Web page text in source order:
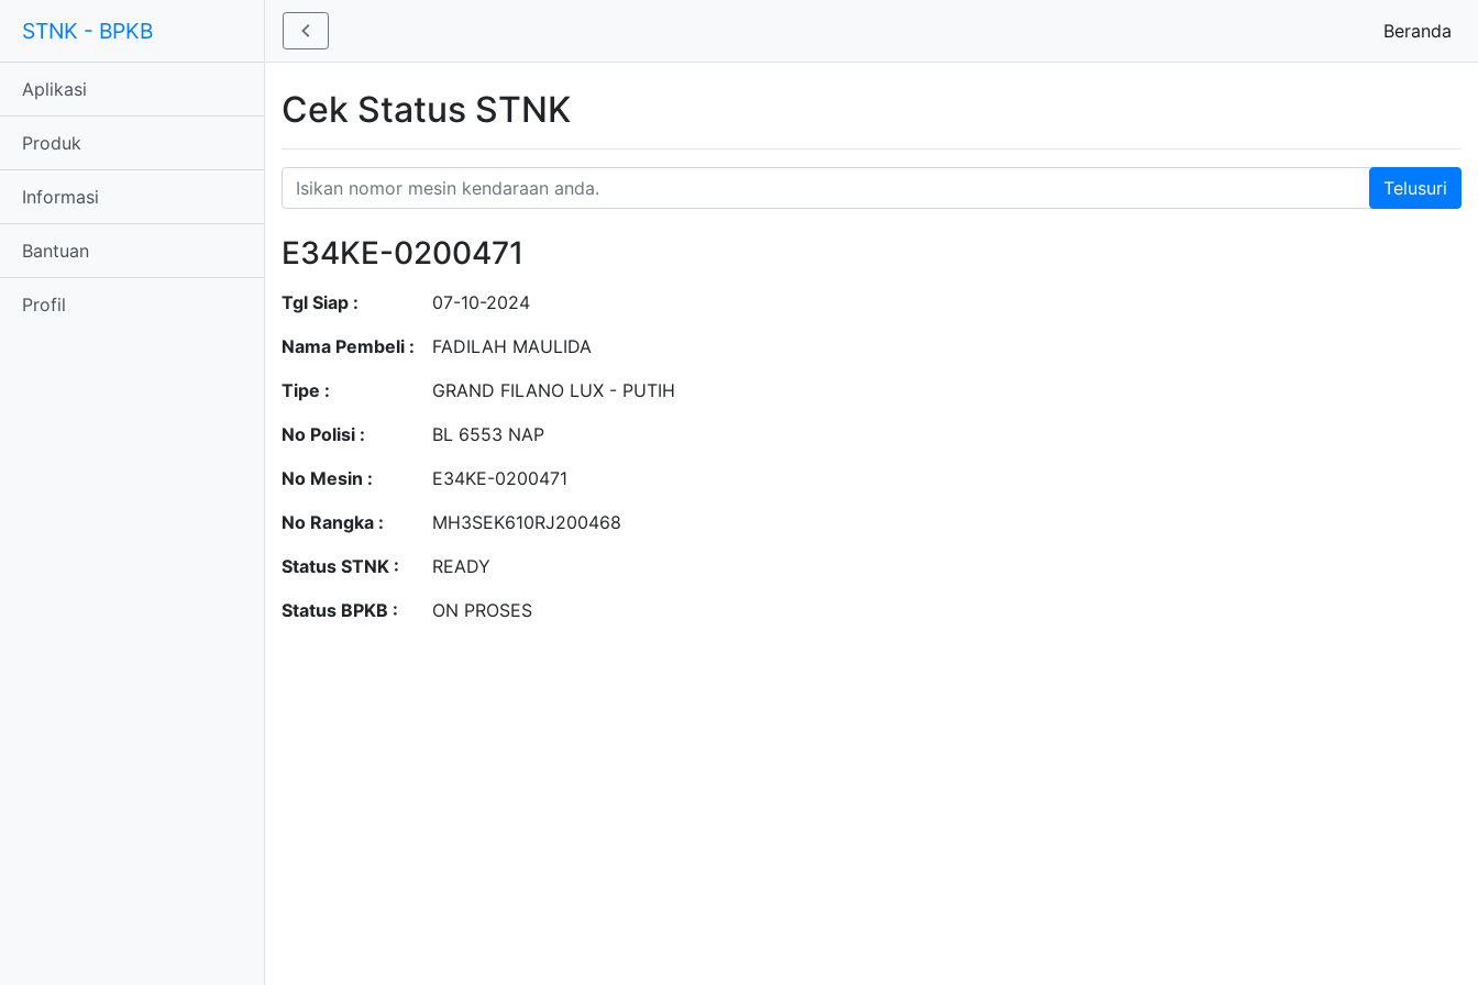
STNK - BPKB
Aplikasi
Produk
Informasi
Bantuan
Profil
Beranda
Cek Status STNK
E34KE-0200471
Tgl Siap :
07-10-2024
Nama Pembeli :
FADILAH MAULIDA
Tipe :
GRAND FILANO LUX - PUTIH
No Polisi :
BL 6553 NAP
No Mesin :
E34KE-0200471
No Rangka :
MH3SEK610RJ200468
Status STNK :
READY
Status BPKB :
ON PROSES